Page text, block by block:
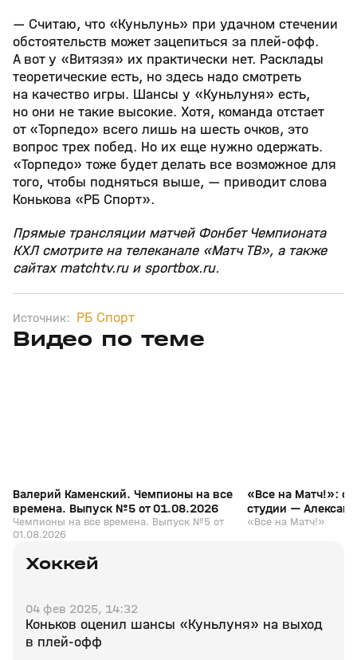
— Считаю, что «Куньлунь» при удачном стечении
обстоятельств может зацепиться за плей‑офф.
А вот у «Витязя» их практически нет. Расклады
теоретические есть, но здесь надо смотреть
на качество игры. Шансы у «Куньлуня» есть,
но они не такие высокие. Хотя, команда отстает
от «Торпедо» всего лишь на шесть очков, это
вопрос трех побед. Но их еще нужно одержать.
«Торпедо» тоже будет делать все возможное для
того, чтобы подняться выше, — приводит слова
Конькова «РБ Спорт».
Прямые трансляции матчей Фонбет Чемпионата
КХЛ смотрите на телеканале «Матч ТВ», а также
сайтах matchtv.ru и sportbox.ru.
Источник: РБ Спорт
Видео по теме
01 авг, 10:11
Валерий Каменский. Чемпионы на все
времена. Выпуск №5 от 01.08.2026
Чемпионы на все времена. Выпуск №5 от
01.08.2026
«Все на Матч!»:
студии —
«Все на Матч!»
Хоккей
04 фев 2025, 14:32
Коньков оценил шансы «Куньлуня» на выход
в плей‑офф